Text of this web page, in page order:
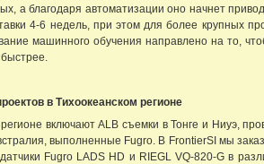
а благодаря автоматизации оно начнет
4-6 недель, при этом для более крупных
машинного обучения направлено на то,
в Тихоокеанском регионе
включают ALB съемки в Тонге и Ниуэ,
выполненные Fugro. В FrontierSI мы
Fugro LADS HD и RIEGL VQ-820-G в